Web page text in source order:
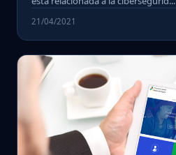
21/04/2021